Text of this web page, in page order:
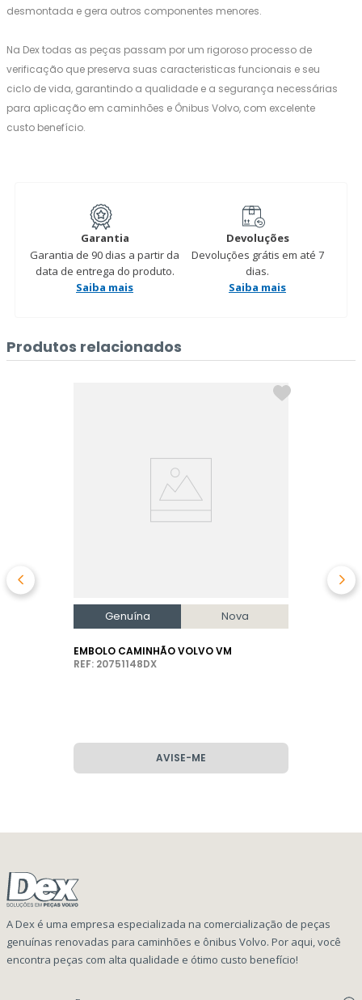
desmontada e gera outros componentes menores.
Na Dex todas as peças passam por um rigoroso processo de
verificação que preserva suas caracteristicas funcionais e seu
ciclo de vida, garantindo a qualidade e a segurança necessárias
para aplicação em caminhões e Ônibus Volvo, com excelente
custo benefício.
Garantia
Garantia de 90 dias a partir da
data de entrega do produto.
Saiba mais
Devoluções
Devoluções grátis em até 7
dias.
Saiba mais
Produtos relacionados
Genuína Nova
EMBOLO CAMINHÃO VOLVO VM
REF: 20751148DX
AVISE-ME
A Dex é uma empresa especializada na comercialização de peças
genuínas renovadas para caminhões e ônibus Volvo. Por aqui, você
encontra peças com alta qualidade e ótimo custo benefício!